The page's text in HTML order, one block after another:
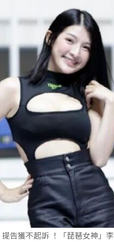
告獲不起訴 ！「琵琶女神」